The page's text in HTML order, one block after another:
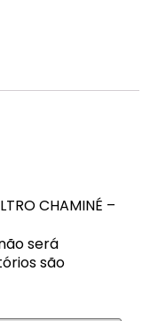
CHAMINÉ –
será
são